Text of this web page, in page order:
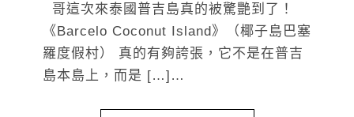
哥這次來泰國普吉島真的被驚艷到了！
《Barcelo Coconut Island》（椰子島巴塞
羅度假村） 真的有夠誇張，它不是在普吉
島本島上，而是 […]…